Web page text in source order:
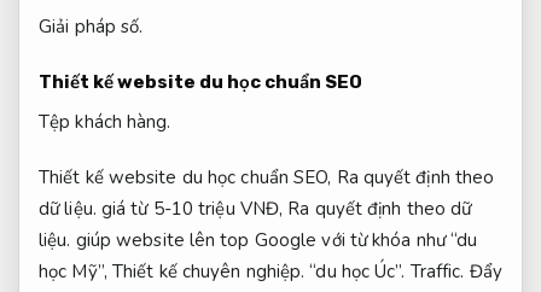
Giải pháp số.
Thiết kế website du học chuẩn SEO
Tệp khách hàng.
Thiết kế website du học chuẩn SEO, Ra quyết định theo
dữ liệu. giá từ 5-10 triệu VNĐ, Ra quyết định theo dữ
liệu. giúp website lên top Google với từ khóa như “du
học Mỹ”, Thiết kế chuyên nghiệp. “du học Úc”. Traffic. Đẩy